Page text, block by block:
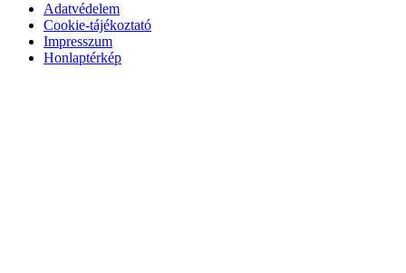
Adatvédelem
Cookie-tájékoztató
Impresszum
Honlaptérkép